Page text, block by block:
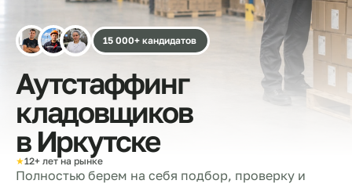
15 000+ кандидатов
Аутстаффинг
кладовщиков
в Иркутске
★12+ лет на рынке
Полностью берем на себя подбор, проверку и